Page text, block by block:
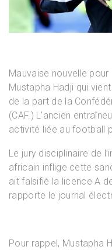
Mauvaise nouvelle pour
Mustapha Hadji qui
de la part de la
(CAF.) L’ancien
activité liée au football
Le jury disciplinaire de
africain inflige cette
ait falsifié la licence A
rapporte le journal
Pour rappel, Mustapha